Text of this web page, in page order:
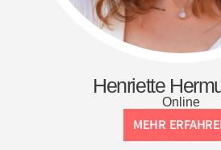
Henriette
Online
MEHR